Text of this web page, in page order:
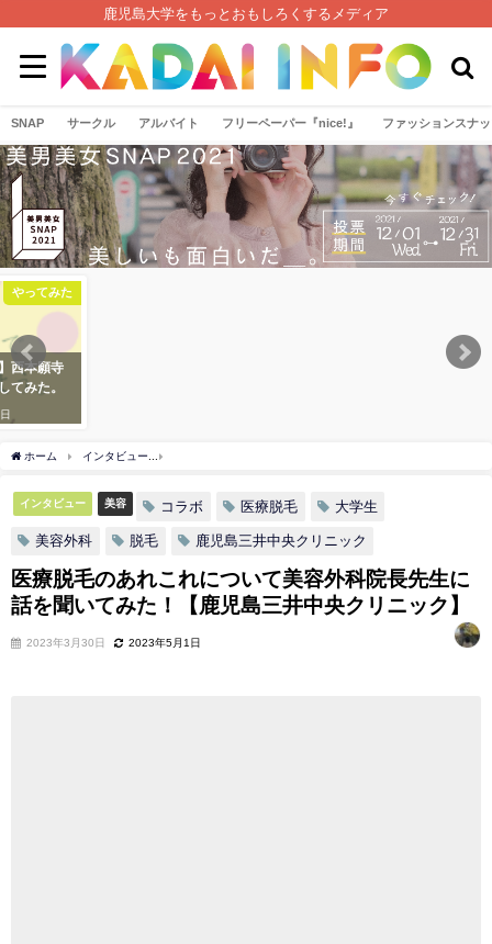
鹿児島大学をもっとおもしろくするメディア
SNAP サークル アルバイト フリーペーパー『nice!』 ファッションスナ
ご褒美】季節限定スイー
周辺のケーキ屋さん3選
ホーム インタビュー
インタビュー 美容 コラボ 医療脱毛 大学生
美容外科 脱毛 鹿児島三井中央クリニック
医療脱毛のあれこれについて美容外科院長先生に
話を聞いてみた！【鹿児島三井中央クリニック】
2023年3月30日 2023年5月1日